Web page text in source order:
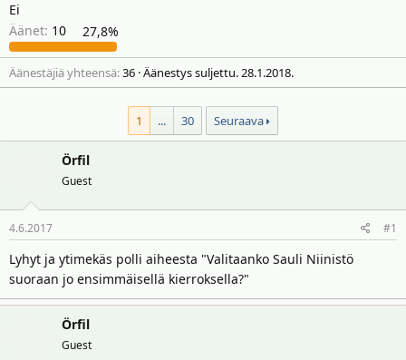
u
n
a
l
a
ä
m
ä
Ei
Äänet: 10 27,8%
Äänestäjiä yhteensä 36 Äänestys suljettu.28.1.2018.
1 ... 30 Seuraava
Örfil
Guest
4.6.2017 #1
Lyhyt ja ytimekäs polli aiheesta "Valitaanko Sauli Niinistö
suoraan jo ensimmäisellä kierroksella?"
Örfil
Guest